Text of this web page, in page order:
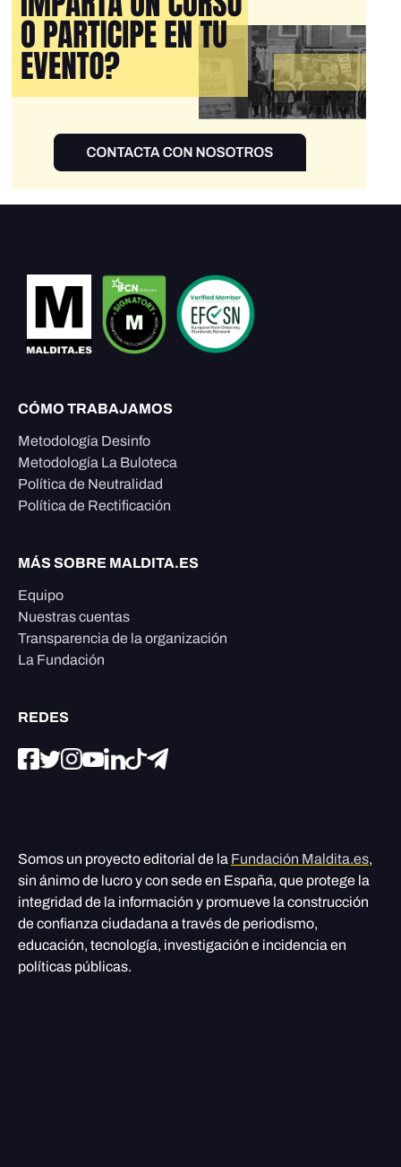
CÓMO TRABAJAMOS
Metodología Desinfo
Metodología La Buloteca
Política de Neutralidad
Política de Rectificación
MÁS SOBRE MALDITA.ES
Equipo
Nuestras cuentas
Transparencia de la organización
La Fundación
REDES
Somos un proyecto editorial de la Fundación Maldita.es,
sin ánimo de lucro y con sede en España, que protege la
integridad de la información y promueve la construcción
de confianza ciudadana a través de periodismo,
educación, tecnología, investigación e incidencia en
políticas públicas.